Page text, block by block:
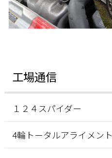
工場通信
１２４スパイダー
4輪トータルアライメント